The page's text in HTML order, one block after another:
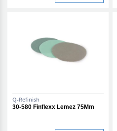
Q-Refinish
30-580 Finflexx Lemez 75Mm